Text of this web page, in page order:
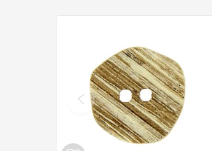
Press to skip carousel